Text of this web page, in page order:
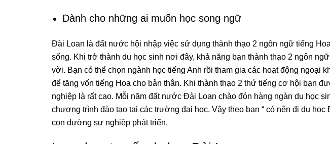
Dành cho những ai muốn học song ngữ
Đài Loan là đất nước hội nhập việc sử dụng thành thạo 2 ngôn ngữ tiếng
sống. Khi trở thành du học sinh nơi đây, khả năng bạn thành thạo 2 ngôn
vời. Bạn có thể chọn ngành học tiếng Anh rồi tham gia các hoạt động ngoại
để tăng vốn tiếng Hoa cho bản thân. Khi thành thạo 2 thứ tiếng cơ hội bạn
nghiệp là rất cao. Mỗi năm đất nước Đài Loan chào đón hàng ngàn du học
chương trình đào tạo tại các trường đại học. Vậy theo bạn “ có nên đi du học
con đường sự nghiệp phát triển.